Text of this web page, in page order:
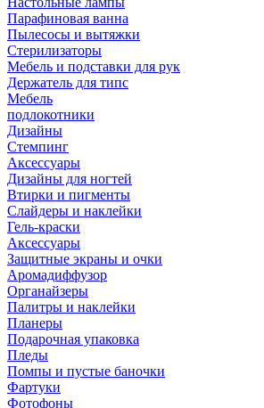
Парафиновая ванна
Пылесосы и вытяжки
Стерилизаторы
Мебель и подставки для рук
Держатель для типс
Мебель
подлокотники
Дизайны
Стемпинг
Аксессуары
Дизайны для ногтей
Втирки и пигменты
Слайдеры и наклейки
Гель-краски
Аксессуары
Защитные экраны и очки
Аромадиффузор
Органайзеры
Палитры и наклейки
Планеры
Подарочная упаковка
Пледы
Помпы и пустые баночки
Фартуки
Фотофоны